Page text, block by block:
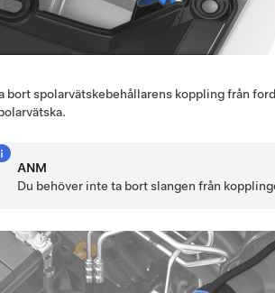
bort spolarvätskebehållarens koppling från
ANM
Du behöver inte ta bort slangen från